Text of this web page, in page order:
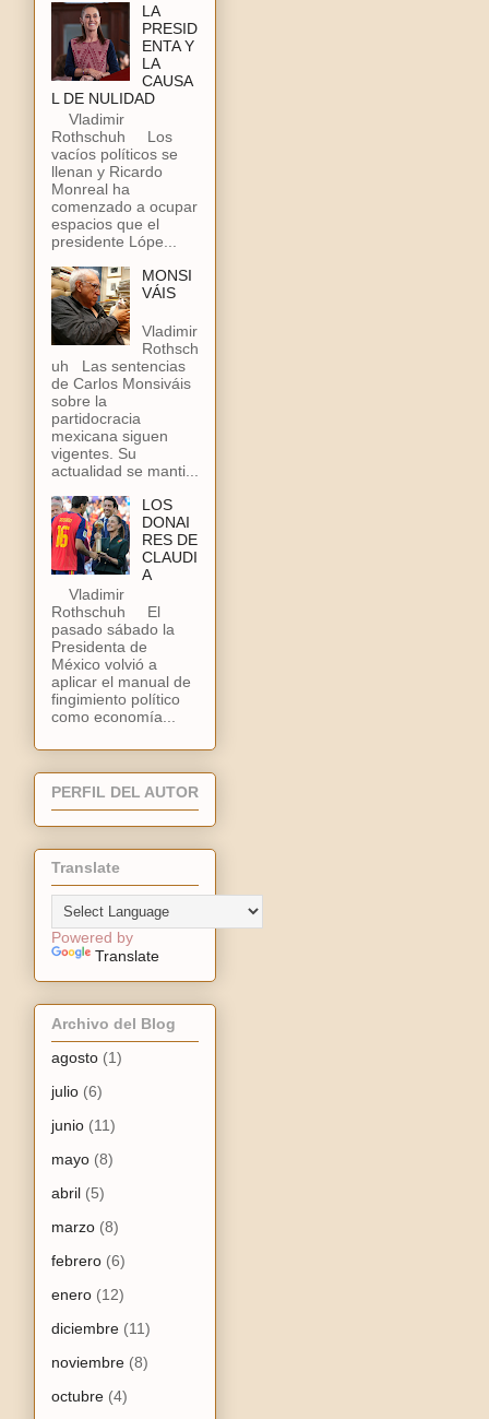
LA
PRESID
ENTA Y
LA
CAUSA
L DE NULIDAD
Vladimir
Rothschuh Los
vacíos políticos se
llenan y Ricardo
Monreal ha
comenzado a ocupar
espacios que el
presidente Lópe...
MONSI
VÁIS
Vladimir
Rothsch
uh Las sentencias
de Carlos Monsiváis
sobre la
partidocracia
mexicana siguen
vigentes. Su
actualidad se manti...
LOS
DONAI
RES DE
CLAUDI
A
Vladimir
Rothschuh El
pasado sábado la
Presidenta de
México volvió a
aplicar el manual de
fingimiento político
como economía...
PERFIL DEL AUTOR
Translate
Powered by
Translate
Archivo del Blog
agosto (1)
julio (6)
junio (11)
mayo (8)
abril (5)
marzo (8)
febrero (6)
enero (12)
diciembre (11)
noviembre (8)
octubre (4)